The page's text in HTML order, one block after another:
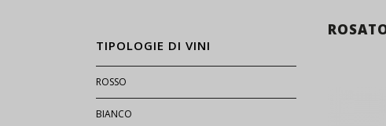
TIPOLOGIE DI VINI
ROSSO
BIANCO